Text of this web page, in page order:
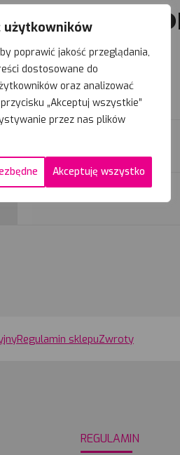
użytkowników
poprawić jakość przeglądania,
dostosowane do
oraz analizować
„Akceptuj wszystkie”
przez nas plików
Akceptuję wszystko
Regulamin sklepuZwroty
REGULAMIN